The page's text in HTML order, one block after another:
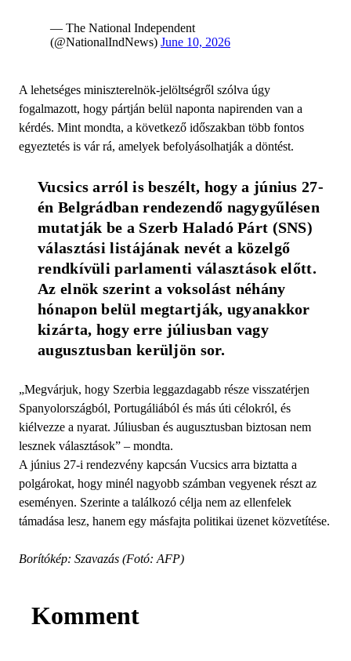
— The National Independent
(@NationalIndNews) June 10, 2026
A lehetséges miniszterelnök-jelöltségről szólva úgy
fogalmazott, hogy pártján belül naponta napirenden van a
kérdés. Mint mondta, a következő időszakban több fontos
egyeztetés is vár rá, amelyek befolyásolhatják a döntést.
Vucsics arról is beszélt, hogy a június 27-
én Belgrádban rendezendő nagygyűlésen
mutatják be a Szerb Haladó Párt (SNS)
választási listájának nevét a közelgő
rendkívüli parlamenti választások előtt.
Az elnök szerint a voksolást néhány
hónapon belül megtartják, ugyanakkor
kizárta, hogy erre júliusban vagy
augusztusban kerüljön sor.
„Megvárjuk, hogy Szerbia leggazdagabb része visszatérjen
Spanyolországból, Portugáliából és más úti célokról, és
kiélvezze a nyarat. Júliusban és augusztusban biztosan nem
lesznek választások” – mondta.
A június 27-i rendezvény kapcsán Vucsics arra biztatta a
polgárokat, hogy minél nagyobb számban vegyenek részt az
eseményen. Szerinte a találkozó célja nem az ellenfelek
támadása lesz, hanem egy másfajta politikai üzenet közvetítése.
Borítókép: Szavazás (Fotó: AFP)
Komment